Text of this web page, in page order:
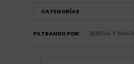
CATEGORÍAS
FILTRANDO POR: BEBIDAS Y